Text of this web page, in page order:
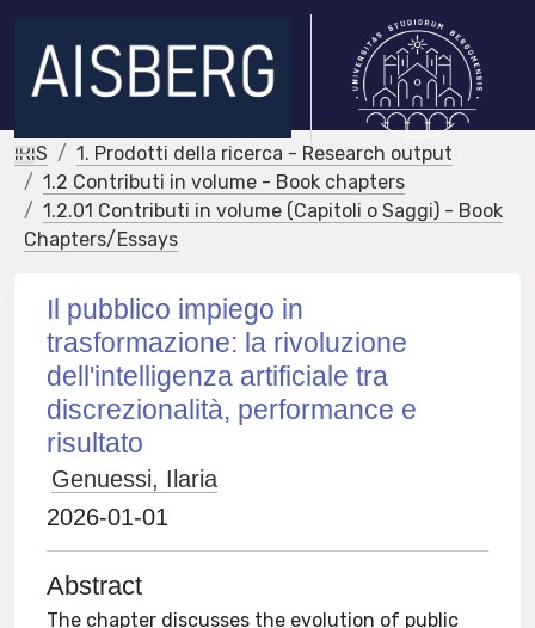
IRIS
1. Prodotti della ricerca - Research output
1.2 Contributi in volume - Book chapters
1.2.01 Contributi in volume (Capitoli o Saggi) - Book
Chapters/Essays
Il pubblico impiego in
trasformazione: la rivoluzione
dell'intelligenza artificiale tra
discrezionalità, performance e
risultato
Genuessi, Ilaria
2026-01-01
Abstract
The chapter discusses the evolution of public